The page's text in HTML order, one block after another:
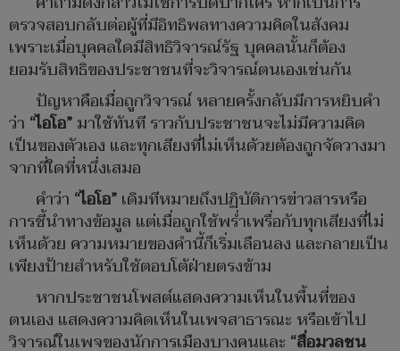
ตรวจสอบกลับต่อผู้ที่มีอิทธิพลทางความคิดในสังคม
เพราะเมื่อบุคคลใดมีสิทธิวิจารณ์รัฐ บุคคลนั้นก็ต้อง
ยอมรับสิทธิของประชาชนที่จะวิจารณ์ตนเองเช่นกัน
ปัญหาคือเมื่อถูกวิจารณ์ หลายครั้งกลับมีการหยิบคำ
ว่า “ไอโอ”มาใช้ทันที ราวกับประชาชนจะไม่มีความคิด
เป็นของตัวเอง และทุกเสียงที่ไม่เห็นด้วยต้องถูกจัดวางมา
จากที่ใดที่หนึ่งเสมอ
คำว่า “ไอโอ”เดิมทีหมายถึงปฏิบัติการข่าวสารหรือ
การชี้นำทางข้อมูล แต่เมื่อถูกใช้พร่ำเพรื่อกับทุกเสียงที่ไม่
เห็นด้วย ความหมายของคำนี้ก็เริ่มเลือนลง และกลายเป็น
เพียงป้ายสำหรับใช้ตอบโต้ฝ่ายตรงข้าม
หากประชาชนโพสต์แสดงความเห็นในพื้นที่ของ
ตนเอง แสดงความคิดเห็นในเพจสาธารณะ หรือเข้าไป
วิจารณ์ในเพจของนักการเมืองบางคนและ “สื่อมวลชน